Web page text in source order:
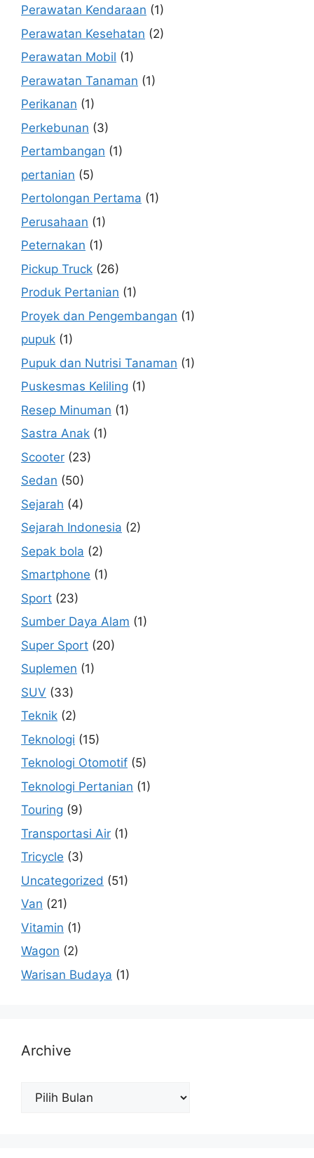
Perawatan Kendaraan (1)
Perawatan Kesehatan (2)
Perawatan Mobil (1)
Perawatan Tanaman (1)
Perikanan (1)
Perkebunan (3)
Pertambangan (1)
pertanian (5)
Pertolongan Pertama (1)
Perusahaan (1)
Peternakan (1)
Pickup Truck (26)
Produk Pertanian (1)
Proyek dan Pengembangan (1)
pupuk (1)
Pupuk dan Nutrisi Tanaman (1)
Puskesmas Keliling (1)
Resep Minuman (1)
Sastra Anak (1)
Scooter (23)
Sedan (50)
Sejarah (4)
Sejarah Indonesia (2)
Sepak bola (2)
Smartphone (1)
Sport (23)
Sumber Daya Alam (1)
Super Sport (20)
Suplemen (1)
SUV (33)
Teknik (2)
Teknologi (15)
Teknologi Otomotif (5)
Teknologi Pertanian (1)
Touring (9)
Transportasi Air (1)
Tricycle (3)
Uncategorized (51)
Van (21)
Vitamin (1)
Wagon (2)
Warisan Budaya (1)
Archive
Archive